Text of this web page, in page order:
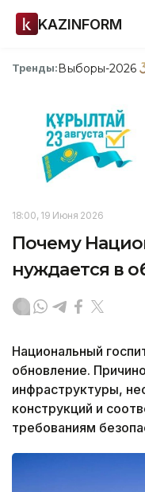
KAZINFORM
Тренды:Выборы-2026
18:00, 19 Июня 2026
Почему
нуждается в
Национальный
обновление.
инфраструктуры,
конструкций и
требованиям